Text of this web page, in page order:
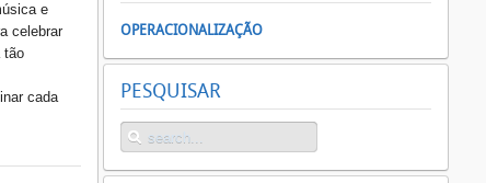
e
celebrar
tão
cada
OPERACIONALIZAÇÃO
PESQUISAR